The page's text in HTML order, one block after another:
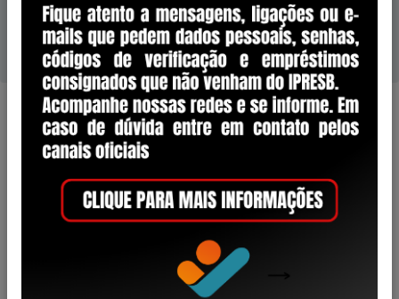
Início
Finanças e Investimentos > Contribuição
Previdenciária > Compensação Previdenciá
Arquivos
Termo de Adesão e comp. de envio
Contratação Novo COMPREV com DATAPREV
Relatório COMPREV - Requerimentos